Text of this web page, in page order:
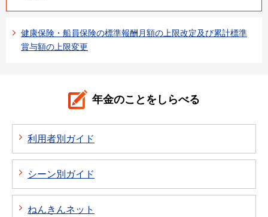
健康保険・船員保険の標準報酬月額の上限改定及び累計標準
賞与額の上限変更
年金のことをしらべる
利用者別ガイド
シーン別ガイド
ねんきんネット